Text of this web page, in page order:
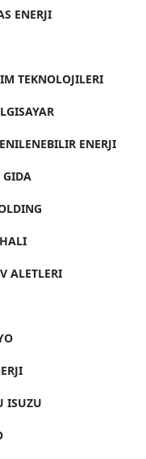
ENERJI
TEKNOLOJILERI
ENERJI
GIDA
ALETLERI
ISUZU